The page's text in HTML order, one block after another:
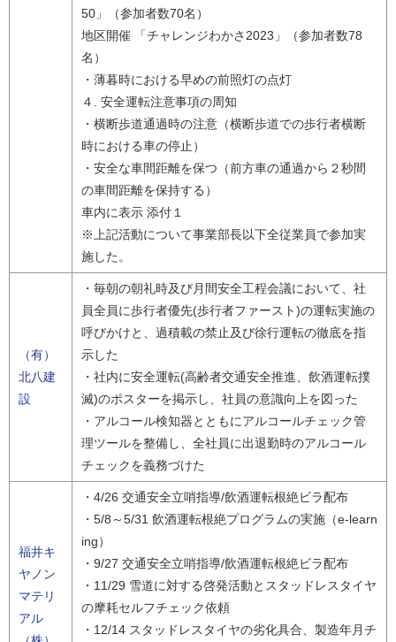
50」（参加者数70名）
地区開催 「チャレンジわかさ2023」（参加者数78
名）
・薄暮時における早めの前照灯の点灯
４. 安全運転注意事項の周知
・横断歩道通過時の注意（横断歩道での歩行者横断
時における車の停止）
・安全な車間距離を保つ（前方車の通過から２秒間
の車間距離を保持する）
車内に表示 添付１
※上記活動について事業部長以下全従業員で参加実
施した。
（有）
北八建
設
・毎朝の朝礼時及び月間安全工程会議において、社
員全員に歩行者優先(歩行者ファースト)の運転実施の
呼びかけと、過積載の禁止及び徐行運転の徹底を指
示した
・社内に安全運転(高齢者交通安全推進、飲酒運転撲
滅)のポスターを掲示し、社員の意識向上を図った
・アルコール検知器とともにアルコールチェック管
理ツールを整備し、全社員に出退勤時のアルコール
チェックを義務づけた
福井キ
ヤノン
マテリ
アル
・4/26 交通安全立哨指導/飲酒運転根絶ビラ配布
・5/8～5/31 飲酒運転根絶プログラムの実施（e-learn
ing）
・9/27 交通安全立哨指導/飲酒運転根絶ビラ配布
・11/29 雪道に対する啓発活動とスタッドレスタイヤ
の摩耗セルフチェック依頼
・12/14 スタッドレスタイヤの劣化具合、製造年月チ